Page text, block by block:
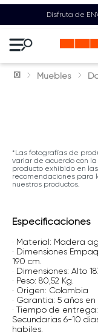
Disfruta de
Muebles
*Las fotografías de
variar de acuerdo con
producto exhibido en
recomendaciones para
nuestros productos.
Especificaciones
· Material: Madera
· Dimensiones
190 cm.
· Dimensiones: Alto
· Peso: 80,52 Kg.
· Origen: Colombia
· Garantia: 5 años
· Tiempo de
Secundarias 6-10
habiles.